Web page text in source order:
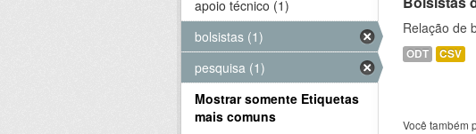
Relação de
ODT CSV
Você também
apoio técnico (1)
bolsistas (1)
pesquisa (1)
Mostrar somente Etiquetas
mais comuns